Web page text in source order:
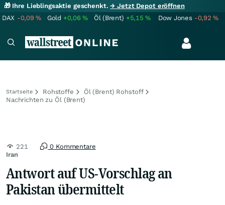
🎁 Ihre Lieblingsaktie geschenkt.→ Jetzt Depot eröffnen
DAX -0,09% Gold +0,06% Öl (Brent) +5,15% Dow Jones -0,92%
Startseite Rohstoffe
Öl (Brent) Rohstoff
Nachrichten zu Öl (Brent)
Iran
221 0 Kommentare
Antwort auf US-Vorschlag an
Pakistan übermittelt